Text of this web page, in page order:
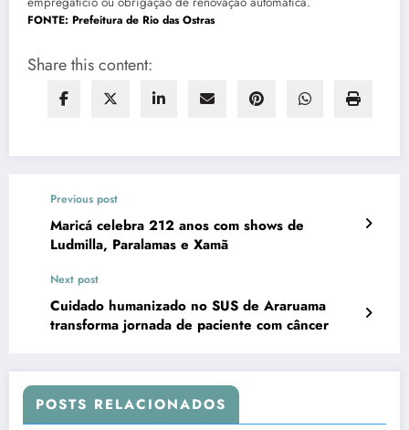
FONTE: Prefeitura de Rio das Ostras
Share this content:
Previous post
Maricá celebra 212 anos com shows de
Ludmilla, Paralamas e Xamã
Next post
Cuidado humanizado no SUS de Araruama
transforma jornada de paciente com câncer
POSTS RELACIONADOS